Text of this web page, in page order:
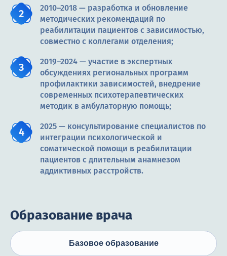
2010–2018 — разработка и обновление
методических рекомендаций по
реабилитации пациентов с зависимостью,
совместно с коллегами отделения;
2019–2024 — участие в экспертных
обсуждениях региональных программ
профилактики зависимостей, внедрение
современных психотерапевтических
методик в амбулаторную помощь;
2025 — консультирование специалистов по
интеграции психологической и
соматической помощи в реабилитации
пациентов с длительным анамнезом
аддиктивных расстройств.
Образование врача
Базовое образование